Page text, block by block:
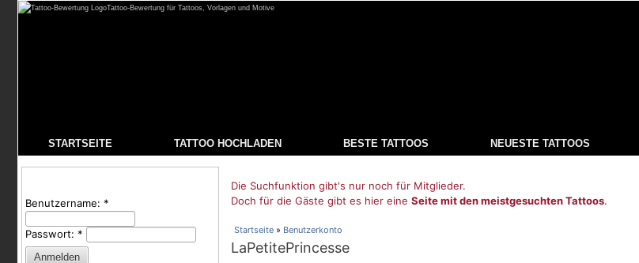
Tattoo-Bewertung für Tattoos, Vorlagen und Motive
STARTSEITE TATTOO HOCHLADEN BESTE TATTOOS NEUESTE TATTOOS
Benutzername: *
Passwort: *
Die Suchfunktion gibt's nur noch für Mitglieder.
Doch für die Gäste gibt es hier eine Seite mit den meistgesuchten Tattoos.
Startseite » Benutzerkonto
LaPetitePrincesse